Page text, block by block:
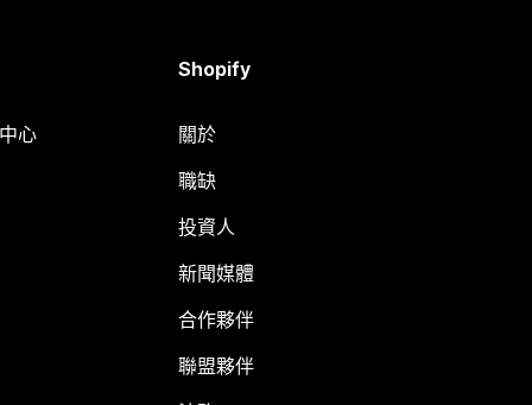
心
Shopify
關於
職缺
投資人
新聞媒體
合作夥伴
聯盟夥伴